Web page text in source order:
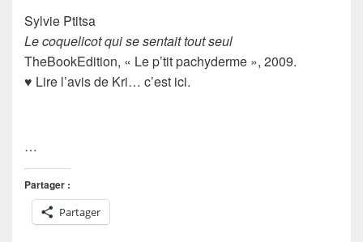
Sylvie Ptitsa
Le coquelicot qui se sentait tout seul
TheBookEdition, « Le p’tit pachyderme », 2009.
♥ Lire l’avis de Kri… c’est ici.
…
Partager :
Partager